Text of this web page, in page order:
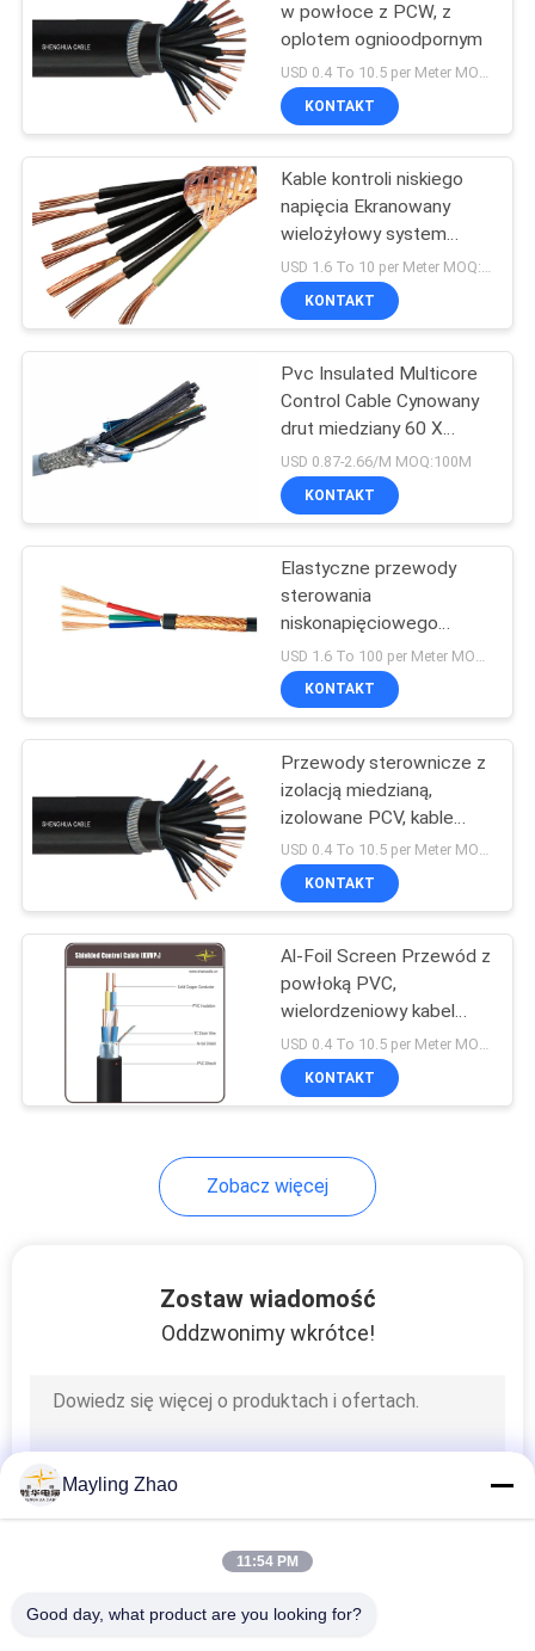
AKTUALNOŚCI
POPROSIĆ
O
WYCENĘ
NEWS
SITEMAP
PRYWATNOŚCI
w powłoce z PCW, z
oplotem ognioodpornym
USD 0.4 To 10.5 per Meter MOQ:1000m
KONTAKT
Kable kontroli niskiego
napięcia Ekranowany
wielożyłowy system
kontroli kabli Drut
miedziany izolowany PVC
KONTAKT
Pvc Insulated Multicore
Control Cable Cynowany
drut miedziany 60 X
1,5sqmm
USD 0.87-2.66/M MOQ:100M
KONTAKT
Elastyczne przewody
sterowania
niskonapięciowego
Elastyczny przewód
miedziany Standard VDE
KONTAKT
Przewody sterownicze z
izolacją miedzianą,
izolowane PCV, kable
stalowe opancerzone
USD 0.4 To 10.5 per Meter MOQ:1000m
KONTAKT
Al-Foil Screen Przewód z
powłoką PVC,
wielordzeniowy kabel
elektryczny z
ocynowanym drutem
spustowym
USD 0.4 To 10.5 per Meter MOQ:1000m
KONTAKT
Zobacz więcej
Zostaw wiadomość
Oddzwonimy wkrótce!
Mayling Zhao
11:54 PM
Good day, what product are you looking for?